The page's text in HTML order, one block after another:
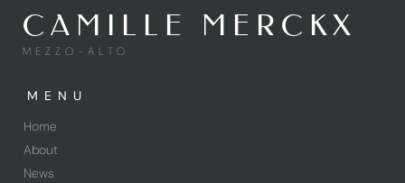
CAMILLE MERCKX
MEZZO-ALTO
MENU
Home
About
News